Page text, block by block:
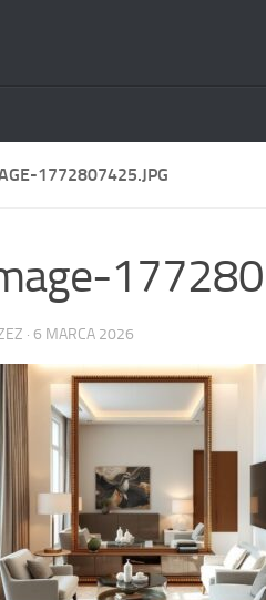
1772807425.JPG
· 6 MARCA 2026